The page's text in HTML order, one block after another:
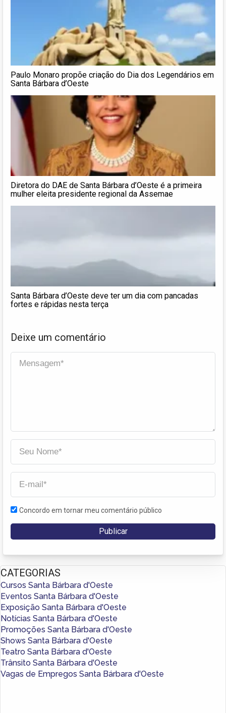
Paulo Monaro propõe criação do Dia dos Legendários em
Santa Bárbara d’Oeste
Diretora do DAE de Santa Bárbara d’Oeste é a primeira
mulher eleita presidente regional da Assemae
Santa Bárbara d’Oeste deve ter um dia com pancadas
fortes e rápidas nesta terça
Deixe um comentário
Concordo em tornar meu comentário público
CATEGORIAS
Cursos Santa Bárbara d'Oeste
Eventos Santa Bárbara d'Oeste
Exposição Santa Bárbara d'Oeste
Notícias Santa Bárbara d'Oeste
Promoções Santa Bárbara d'Oeste
Shows Santa Bárbara d'Oeste
Teatro Santa Bárbara d'Oeste
Trânsito Santa Bárbara d'Oeste
Vagas de Empregos Santa Bárbara d'Oeste